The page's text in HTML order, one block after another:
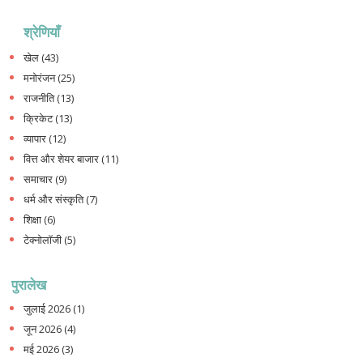
श्रेणियाँ
खेल (43)
मनोरंजन(25)
राजनीति(13)
क्रिकेट(13)
व्यापार (12)
वित्त और शेयर बाजार (11)
समाचार (9)
धर्म और संस्कृति(7)
शिक्षा (6)
टेक्नोलॉजी (5)
पुरालेख
जुलाई 2026 (1)
जून 2026 (4)
मई 2026 (3)